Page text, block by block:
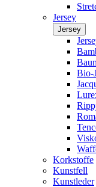
Jersey
Jersey
Bio-
Korkstoffe
Kunstfell
Kunstleder